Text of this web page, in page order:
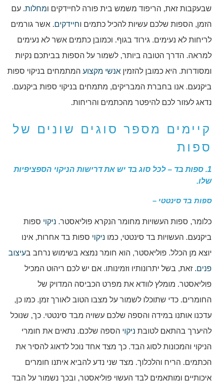
שבעקבות זאת, הריפוד משמש בית פורה לחיידקים ומחלות. עם
הזמן, הספות שלכם עשיות להכיל כתמים וחיידקים. אשר גורמים
לריחות לא נעימים. גירוד בגוף. וכמובן כתמים אשר לא נעימים
למראה. הדרך הטובה ביותר, לשמור על הספות בביתכם נקיות
ומסודרות. היא כמובן להזמין אנשי מקצוע המתמחים בניקוי ספות
ביקנעם. אנו בחברת המבריקים, מתמחים בניקוי ספות ביקנעם.
נדאג לעזור לכם להיפטר מהכתמים והריחות.
קיימים מספר סוגים שונים של
ספות
1. ספות בד – לכל סוג בד יש את דרישות הניקוי הספציפיות
שלו.
ספות בד סינטטי –
כלומר, ספות העשויות מחומר הנקרא פוליאסטר. ניקוי ספות
ביקנעם. העשויות בד סינטטי, כמו ניקוי ספות בד אחרות, אינו
יוצא מן הכלל. פוליאסטר, הוא חומר נמצא בשימוש נרחב בעיצוב
פנים. זאת, בשל יתרונותיו וזמינותו. אם יש לכם ריהוט המכיל
פוליאסטר. מומלץ לוודא את מפרט הכביסה המדויק של
החומרים. כדי שתוכלו לשמור על מצבו הטוב לאורך זמן. כמו כן,
עדכנו אותנו במידה והספה שלכם עשויה מבד סינטטי. כך, שנוכל
להיערך בהתאם לטובת ניקוי הספה שלכם. נתאים את חומרי
הניקוי והמכונות לסוג הבד. כך מצד אחד נוכל לדאוג להסיר את
הכתמים. הריח והלכלוך. מצד שני נדע להביא איתנו חומרים
איכותיים ומותאמים לבד העשוי פוליאסטר, ובכך נשמור על הבד